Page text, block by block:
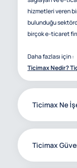
hizmetleri veren
bulunduğu
birçok e-ticaret
Daha fazlası için :
Ticimax Nedir?
Ticimax Ne
Ticimax